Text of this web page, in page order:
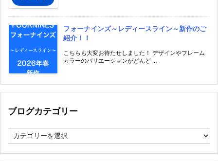
フォーナインズ～レディースライン～新作のご
紹介！！
こちらも大変お待たせしました！ デザインやフレーム
カラーのバリエーションがどんど ...
ブログカテゴリー
ロ